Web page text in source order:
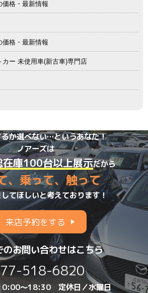
格・最新情報
格・最新情報
ー 未使用車(新古車)専門店
か選べない…というあなた！
ノアーズは
在庫100台以上展示だから
、乗って、触って
てほしいと考えております！
来店予約をする
のお問い合わせはこちら
518-6820
～18:30 定休日／水曜日